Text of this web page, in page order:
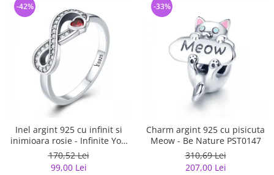
Inel argint 925 cu infinit si
inimioara rosie - Infinite You
IST0062
170,52 Lei
99,00 Lei
-42%
Charm argint 925 cu pisicuta
Meow - Be Nature PST0147
310,69 Lei
207,00 Lei
-33%